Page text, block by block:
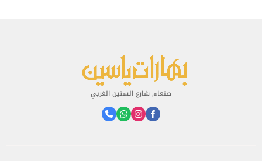
صنعاء, شارع الستين الغربي